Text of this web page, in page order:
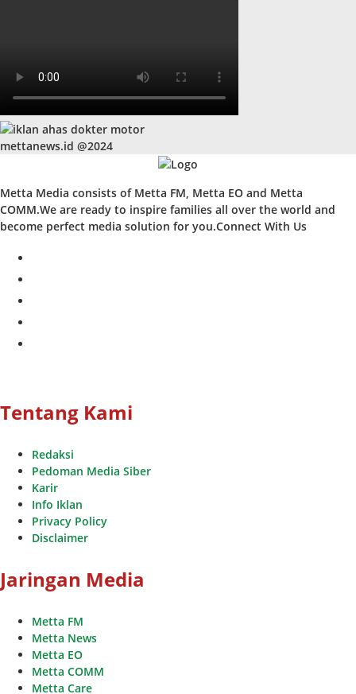
mettanews.id @2024
Metta Media consists of Metta FM, Metta EO and Metta
COMM.We are ready to inspire families all over the world and
become perfect media solution for you.Connect With Us
Tentang Kami
Redaksi
Pedoman Media Siber
Karir
Info Iklan
Privacy Policy
Disclaimer
Jaringan Media
Metta FM
Metta News
Metta EO
Metta COMM
Metta Care